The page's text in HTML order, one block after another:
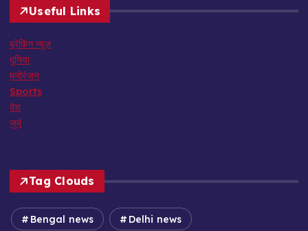
Useful Links
ब्रेकिंग न्यूज़
दुनिया
मनोरंजन
Sports
देश
जुर्म
Tag Clouds
Bengal news Delhi news